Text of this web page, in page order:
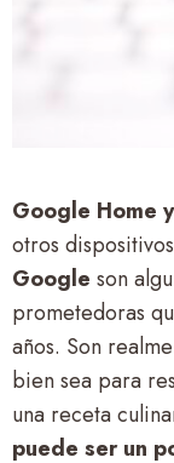
Google Home
otros
Google son
prometedoras
años. Son
bien sea para
una receta
puede ser un